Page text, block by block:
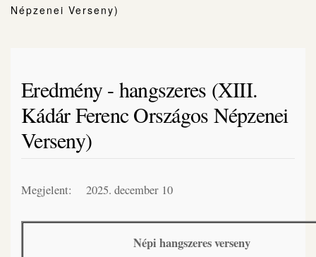
Népzenei Verseny)
Eredmény - hangszeres (XIII.
Kádár Ferenc Országos Népzenei
Verseny)
Megjelent: 2025. december 10
Népi hangszeres verseny